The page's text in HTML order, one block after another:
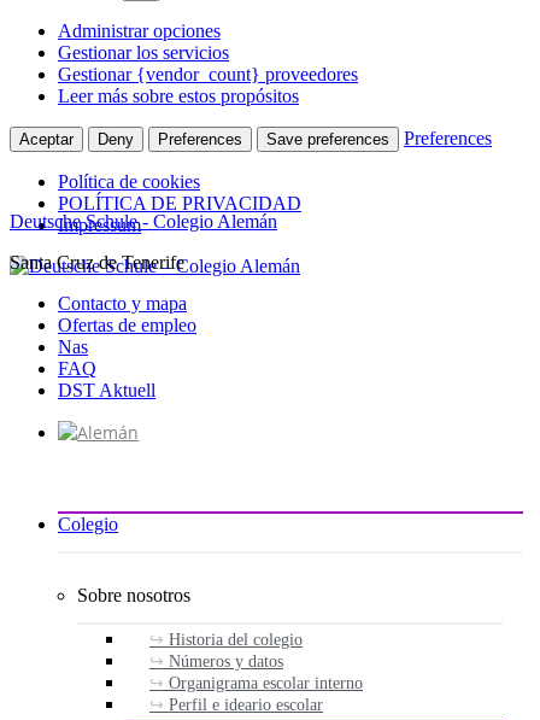
Administrar opciones
Gestionar los servicios
Gestionar {vendor_count} proveedores
Leer más sobre estos propósitos
Aceptar Deny Preferences Save preferences Preferences
Política de cookies
POLÍTICA DE PRIVACIDAD
Impressum
Ir
contenido
Deutsche Schule - Colegio Alemán
Santa Cruz de Tenerife
Contacto y mapa
Ofertas de empleo
Nas
FAQ
DST Aktuell
Colegio
Sobre nosotros
Historia del colegio
Números y datos
Organigrama escolar interno
Perfil e ideario escolar